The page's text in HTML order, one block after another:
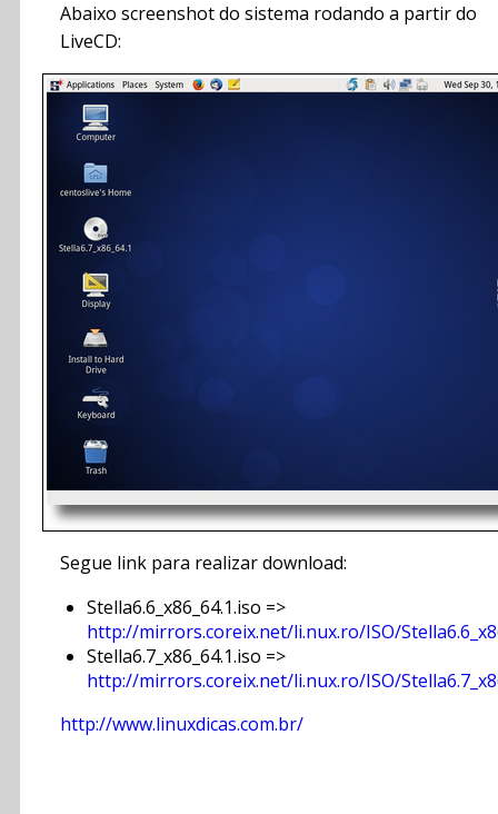
Abaixo screenshot do sistema rodando a partir do
LiveCD:
Segue link para realizar download:
Stella6.6_x86_64.1.iso =>
http://mirrors.coreix.net/li.nux.ro/ISO/
Stella6.7_x86_64.1.iso =>
http://mirrors.coreix.net/li.nux.ro/ISO/
http://www.linuxdicas.com.br/